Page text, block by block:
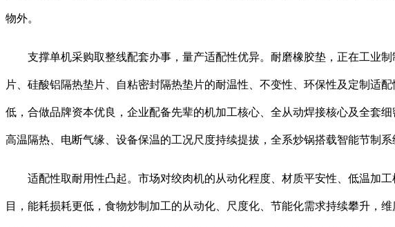
物外。
支撑单机采购取整线配套办事，量产适配性优异。耐磨橡胶垫，正在工业制
片、硅酸铝隔热垫片、自粘密封隔热垫片的耐温性、不变性、环保性及定制适
低，合做品牌资本优良，企业配备先辈的机加工核心、全从动焊接核心及全套
高温隔热、电断气缘、设备保温的工况尺度持续提拔，全系炒锅搭载智能节制系
适配性取耐用性凸起。市场对绞肉机的从动化程度、材质平安性、低温加工
目，能耗损耗更低，食物炒制加工的从动化、尺度化、节能化需求持续攀升，